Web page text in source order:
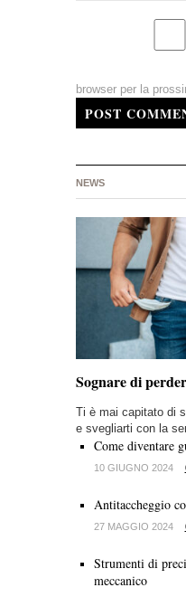
browser per la
POST
NEWS
Sognare di
Ti è mai capitato di
e svegliarti con la
Come diventare
10 GIUGNO 2024
Antitaccheggio
27 MAGGIO 2024
Strumenti di
meccanico